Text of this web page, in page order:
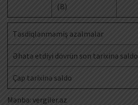
(B)
Təsdiqlənməmiş azalmalar
Əhatə etdiyi dövrün son tarixinə saldo
Çap tarixinə saldo
Mənbə: vergiler.az